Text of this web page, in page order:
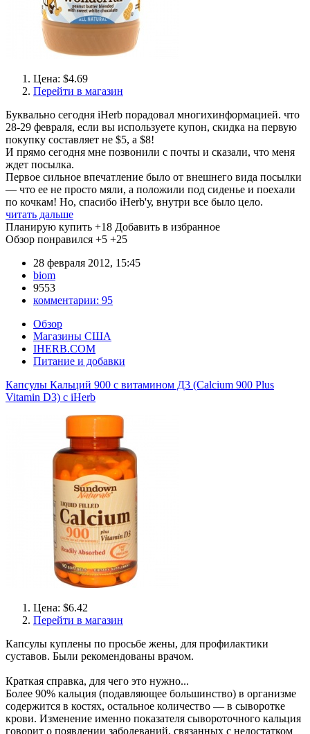
Цена: $4.69
Перейти в магазин
Буквально сегодня iHerb порадовал многихинформацией. что
28-29 февраля, если вы используете купон, скидка на первую
покупку составляет не $5, а $8!
И прямо сегодня мне позвонили с почты и сказали, что меня
ждет посылка.
Первое сильное впечатление было от внешнего вида посылки
— что ее не просто мяли, а положили под сиденье и поехали
по кочкам! Но, спасибо iHerb'у, внутри все было цело.
читать дальше
Планирую купить +18 Добавить в избранное
Обзор понравился +5 +25
28 февраля 2012, 15:45
biom
9553
комментарии: 95
Обзор
Магазины США
IHERB.COM
Питание и добавки
Капсулы Кальций 900 с витамином Д3 (Calcium 900 Plus
Vitamin D3) с iHerb
Цена: $6.42
Перейти в магазин
Капсулы куплены по просьбе жены, для профилактики
суставов. Были рекомендованы врачом.
Краткая справка, для чего это нужно...
Более 90% кальция (подавляющее большинство) в организме
содержится в костях, остальное количество — в сыворотке
крови. Изменение именно показателя сывороточного кальция
говорит о появлении заболеваний, связанных с недостатком